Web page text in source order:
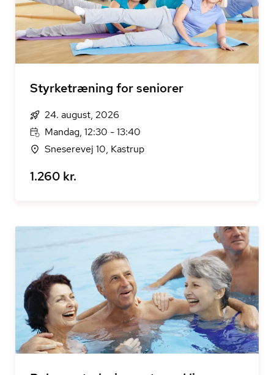
Styrketræning for seniorer
24. august, 2026
Mandag, 12:30 - 13:40
Sneserevej 10, Kastrup
1.260 kr.